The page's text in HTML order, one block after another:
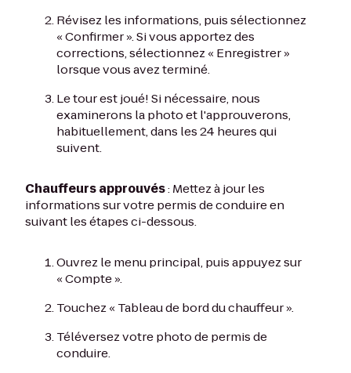
Révisez les informations, puis sélectionnez
« Confirmer ». Si vous apportez des
corrections, sélectionnez « Enregistrer »
lorsque vous avez terminé.
Le tour est joué! Si nécessaire, nous
examinerons la photo et l'approuverons,
habituellement, dans les 24 heures qui
suivent.
Chauffeurs approuvés: Mettez à jour les
informations sur votre permis de conduire en
suivant les étapes ci-dessous.
Ouvrez le menu principal, puis appuyez sur
« Compte ».
Touchez « Tableau de bord du chauffeur ».
Téléversez votre photo de permis de
conduire.